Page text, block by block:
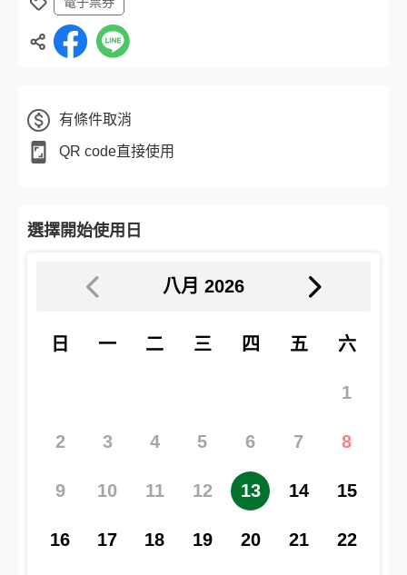
有條件取消
QR code直接使用
選擇開始使用日
八月 2026
日 一 二 三 四 五 六
1
2 3 4 5 6 7 8
9 10 11 12 13 14 15
16 17 18 19 20 21 22